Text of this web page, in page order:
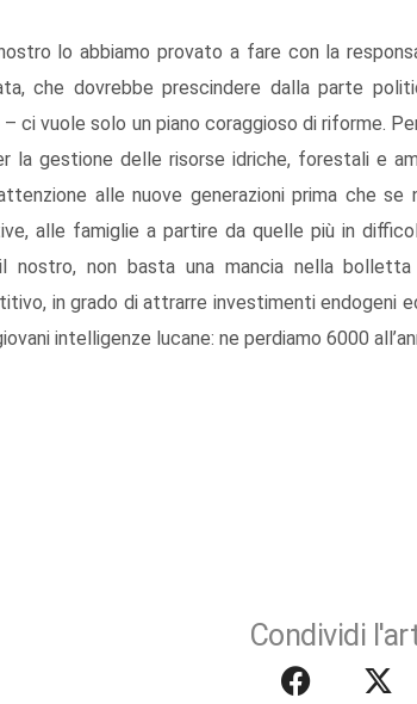
lo abbiamo provato a fare con la
che dovrebbe prescindere dalla parte
ci vuole solo un piano coraggioso di riforme.
la gestione delle risorse idriche, forestali e
alle nuove generazioni prima che
alle famiglie a partire da quelle più in
nostro, non basta una mancia nella
in grado di attrarre investimenti endogeni
intelligenze lucane: ne perdiamo 6000
Condividi